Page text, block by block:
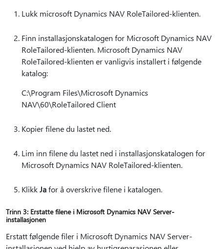
Lukk microsoft Dynamics NAV RoleTailored-klienten.
Finn installasjonskatalogen for Microsoft Dynamics NAV
RoleTailored-klienten. Microsoft Dynamics NAV
RoleTailored-klienten er vanligvis installert i følgende
katalog:
C:\Program Files\Microsoft Dynamics
NAV\60\RoleTailored Client
Kopier filene du lastet ned.
Lim inn filene du lastet ned i installasjonskatalogen for
Microsoft Dynamics NAV RoleTailored-klienten.
KlikkJafor å overskrive filene i katalogen.
Trinn 3: Erstatte filene i Microsoft Dynamics NAV Server-
installasjonen
Erstatt følgende filer i Microsoft Dynamics NAV Server-